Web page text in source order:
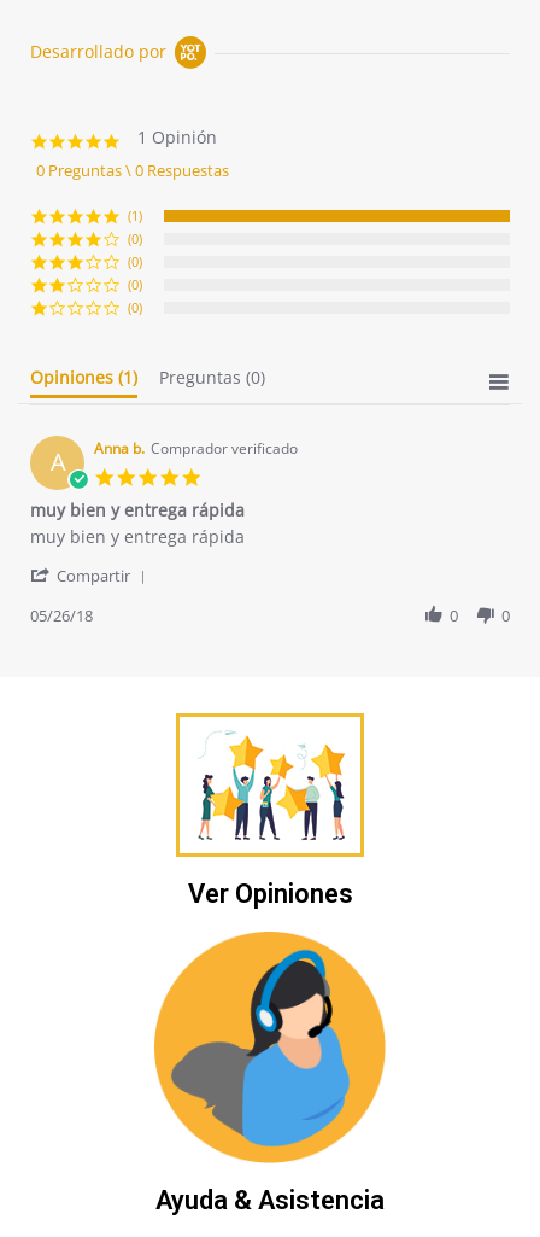
Desarrollado por
5.0
star
rating
1 Opinión
0 Preguntas \ 0 Respuestas
(1)
(0)
(0)
(0)
(0)
Opiniones (1) Preguntas (0)
A Anna b. Comprador verificado
rating
muy bien y entrega rápida
Review
Anna
on
review
muy
y
muy bien y entrega rápida
Compartir
05/26/18 0 0
Ver Opiniones
Ayuda & Asistencia